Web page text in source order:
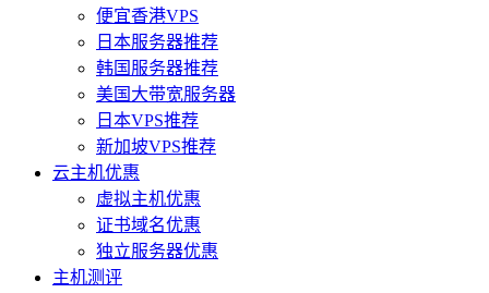
便宜香港VPS
日本服务器推荐
韩国服务器推荐
美国大带宽服务器
日本VPS推荐
新加坡VPS推荐
云主机优惠
虚拟主机优惠
证书域名优惠
独立服务器优惠
主机测评